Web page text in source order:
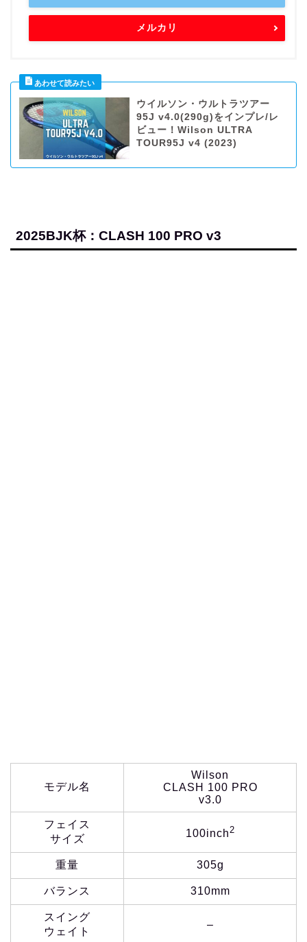
メルカリ
ウイルソン・ウルトラツアー
95J v4.0(290g)をインプレ/レ
ビュー！Wilson ULTRA
TOUR95J v4 (2023)
2025BJK杯：CLASH 100 PRO v3
モデル名
Wilson
CLASH 100 PRO
v3.0
フェイス
サイズ
100inch 2
重量 305g
バランス 310mm
スイング
ウェイト
–